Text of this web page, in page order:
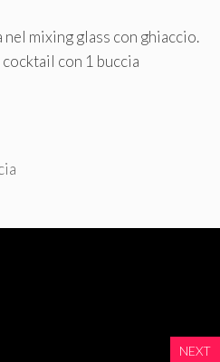
nel mixing glass con ghiaccio.
con 1 buccia
NEXT